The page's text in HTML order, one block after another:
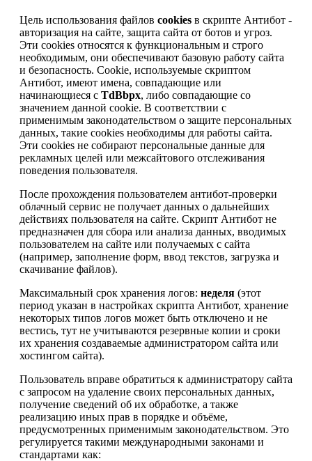
Цель использования файлов cookies в скрипте Антибот -
авторизация на сайте, защита сайта от ботов и угроз.
Эти cookies относятся к функциональным и строго
необходимым, они обеспечивают базовую работу сайта
и безопасность. Cookie, используемые скриптом
Антибот, имеют имена, совпадающие или
начинающиеся с TdBbpx, либо совпадающие со
значением данной cookie. В соответствии с
применимым законодательством о защите персональных
данных, такие cookies необходимы для работы сайта.
Эти cookies не собирают персональные данные для
рекламных целей или межсайтового отслеживания
поведения пользователя.
После прохождения пользователем антибот-проверки
облачный сервис не получает данных о дальнейших
действиях пользователя на сайте. Скрипт Антибот не
предназначен для сбора или анализа данных, вводимых
пользователем на сайте или получаемых с сайта
(например, заполнение форм, ввод текстов, загрузка и
скачивание файлов).
Максимальный срок хранения логов: неделя (этот
период указан в настройках скрипта Антибот, хранение
некоторых типов логов может быть отключено и не
вестись, тут не учитываются резервные копии и сроки
их хранения создаваемые администратором сайта или
хостингом сайта).
Пользователь вправе обратиться к администратору сайта
с запросом на удаление своих персональных данных,
получение сведений об их обработке, а также
реализацию иных прав в порядке и объёме,
предусмотренных применимым законодательством. Это
регулируется такими международными законами и
стандартами как: